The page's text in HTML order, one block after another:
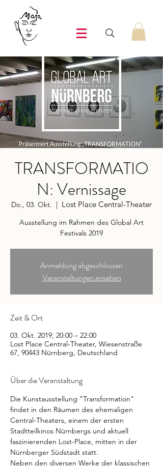
TRANSFORMATIO
N: Vernissage
Do., 03. Okt.
  |
Lost Place Central-Theater
Ausstellung im Rahmen des Global Art
Festivals 2019
Anmeldung abgeschlossen
Veranstaltungen ansehen
Zeit & Ort
03. Okt. 2019, 20:00 – 22:00
Lost Place Central-Theater, Wiesenstraße
67, 90443 Nürnberg, Deutschland
Über die Veranstaltung
Die Kunstausstellung "Transformation"
findet in den Räumen des ehemaligen
Central-Theaters, einem der ersten
Stadtteilkinos Nürnbergs und aktuell
faszinierenden Lost-Place, mitten in der
Nürnberger Südstadt statt.
Neben den diversen Werke der klassischen